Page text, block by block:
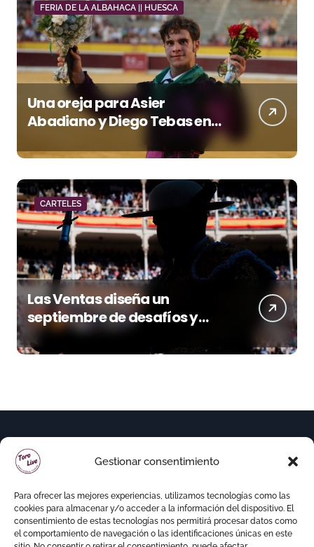
Gestionar consentimiento
Para ofrecer las mejores experiencias, utilizamos tecnologías como las
cookies para almacenar y/o acceder a la información del dispositivo. El
consentimiento de estas tecnologías nos permitirá procesar datos como
el comportamiento de navegación o las identificaciones únicas en este
FERIA DE LA ALBAHACA || HUESCA
Una oreja para Asier
Abadiano y Diego Tebas en
una apertura de la Albahaca
marcada por el buen juego
de Los Maños
CARTELES
Las Ventas diseña un
septiembre de desafíos y
variedad ganadera